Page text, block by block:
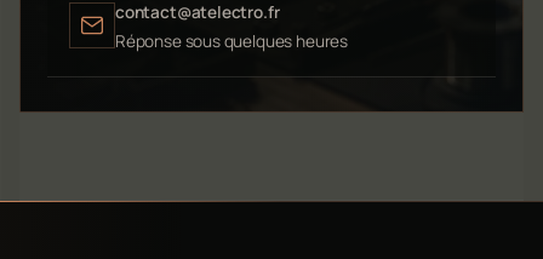
contact@atelectro.fr
Réponse sous quelques heures